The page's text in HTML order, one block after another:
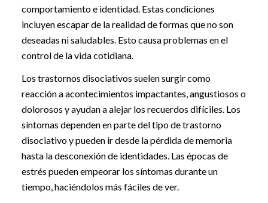
comportamiento e identidad. Estas condiciones
incluyen escapar de la realidad de formas que no son
deseadas ni saludables. Esto causa problemas en el
control de la vida cotidiana.
Los trastornos disociativos suelen surgir como
reacción a acontecimientos impactantes, angustiosos o
dolorosos y ayudan a alejar los recuerdos difíciles. Los
síntomas dependen en parte del tipo de trastorno
disociativo y pueden ir desde la pérdida de memoria
hasta la desconexión de identidades. Las épocas de
estrés pueden empeorar los síntomas durante un
tiempo, haciéndolos más fáciles de ver.